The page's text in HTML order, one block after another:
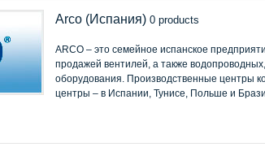
Arco (Испания) 0 products
ARCO – это семейное испанское
продажей вентилей, а также
оборудования. Производственные центры
центры – в Испании, Тунисе, Польше и